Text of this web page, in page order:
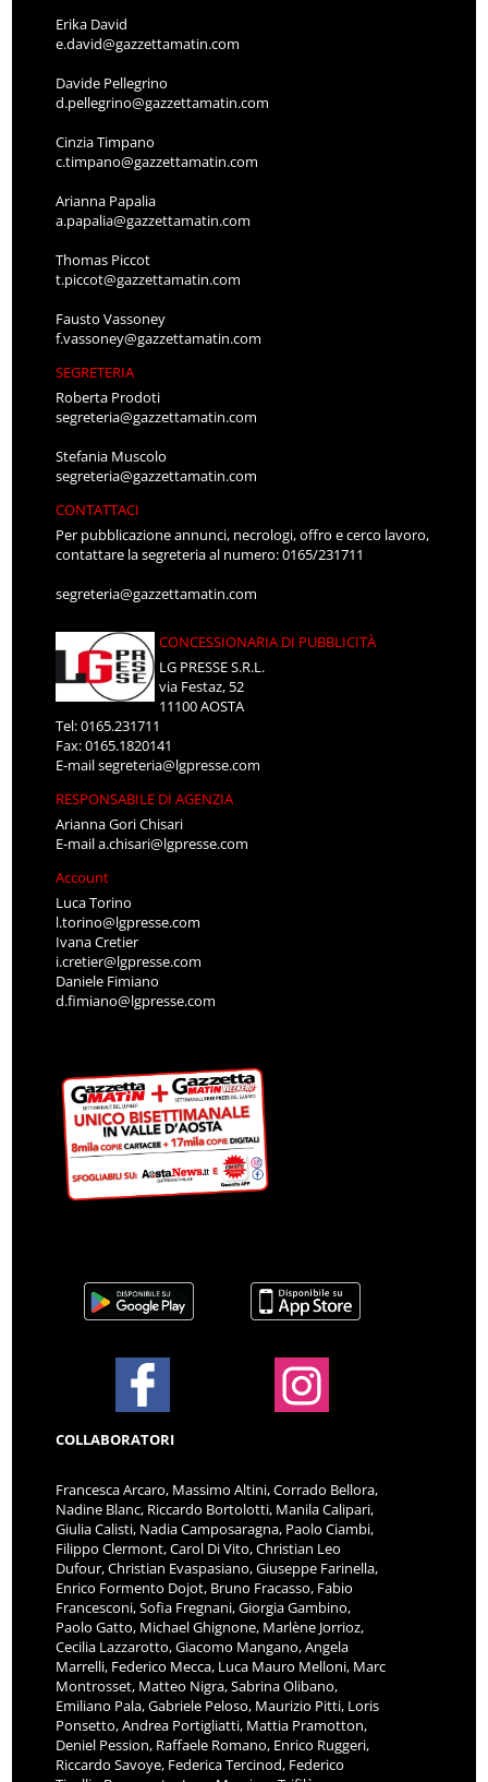
Erika David
e.david@gazzettamatin.com
Davide Pellegrino
d.pellegrino@gazzettamatin.com
Cinzia Timpano
c.timpano@gazzettamatin.com
Arianna Papalia
a.papalia@gazzettamatin.com
Thomas Piccot
t.piccot@gazzettamatin.com
Fausto Vassoney
f.vassoney@gazzettamatin.com
SEGRETERIA
Roberta Prodoti
segreteria@gazzettamatin.com
Stefania Muscolo
segreteria@gazzettamatin.com
CONTATTACI
Per pubblicazione annunci, necrologi, offro e cerco lavoro,
contattare la segreteria al numero: 0165/231711
segreteria@gazzettamatin.com
CONCESSIONARIA DI PUBBLICITÀ
LG PRESSE S.R.L.
via Festaz, 52
11100 AOSTA
Tel: 0165.231711
Fax: 0165.1820141
E-mailsegreteria@lgpresse.com
RESPONSABILE DI AGENZIA
Arianna Gori Chisari
E-maila.chisari@lgpresse.com
Account
Luca Torino
l.torino@lgpresse.com
Ivana Cretier
i.cretier@lgpresse.com
Daniele Fimiano
d.fimiano@lgpresse.com
COLLABORATORI
Francesca Arcaro, Massimo Altini, Corrado Bellora,
Nadine Blanc, Riccardo Bortolotti, Manila Calipari,
Giulia Calisti, Nadia Camposaragna, Paolo Ciambi,
Filippo Clermont, Carol Di Vito, Christian Leo
Dufour, Christian Evaspasiano, Giuseppe Farinella,
Enrico Formento Dojot, Bruno Fracasso, Fabio
Francesconi, Sofia Fregnani, Giorgia Gambino,
Paolo Gatto, Michael Ghignone, Marlène Jorrioz,
Cecilia Lazzarotto, Giacomo Mangano, Angela
Marrelli, Federico Mecca, Luca Mauro Melloni, Marc
Montrosset, Matteo Nigra, Sabrina Olibano,
Emiliano Pala, Gabriele Peloso, Maurizio Pitti, Loris
Ponsetto, Andrea Portigliatti, Mattia Pramotton,
Deniel Pession, Raffaele Romano, Enrico Ruggeri,
Riccardo Savoye, Federica Tercinod, Federico